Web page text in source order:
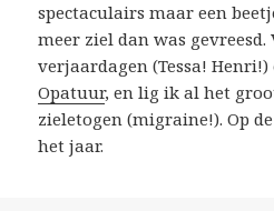
spectaculairs maar een
meer ziel dan was
verjaardagen (Tessa!
Opatuur, en lig ik al het
zieletogen (migraine!). Op
het jaar.